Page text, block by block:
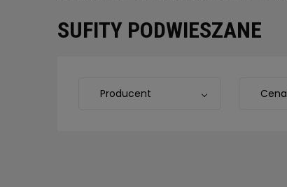
SUFITY PODWIESZANE
Producent